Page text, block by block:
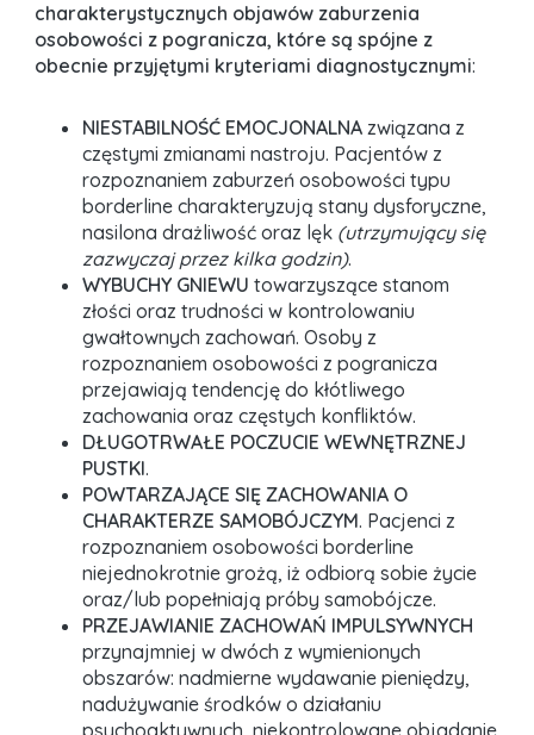
charakterystycznych objawów zaburzenia
osobowości z pogranicza, które są spójne z
obecnie przyjętymi kryteriami diagnostycznymi:
NIESTABILNOŚĆ EMOCJONALNA związana z
częstymi zmianami nastroju. Pacjentów z
rozpoznaniem zaburzeń osobowości typu
borderline charakteryzują stany dysforyczne,
nasilona drażliwość oraz lęk (utrzymujący się
zazwyczaj przez kilka godzin).
WYBUCHY GNIEWU towarzyszące stanom
złości oraz trudności w kontrolowaniu
gwałtownych zachowań. Osoby z
rozpoznaniem osobowości z pogranicza
przejawiają tendencję do kłótliwego
zachowania oraz częstych konfliktów.
DŁUGOTRWAŁE POCZUCIE WEWNĘTRZNEJ
PUSTKI.
POWTARZAJĄCE SIĘ ZACHOWANIA O
CHARAKTERZE SAMOBÓJCZYM. Pacjenci z
rozpoznaniem osobowości borderline
niejednokrotnie grożą, iż odbiorą sobie życie
oraz/lub popełniają próby samobójcze.
PRZEJAWIANIE ZACHOWAŃ IMPULSYWNYCH
przynajmniej w dwóch z wymienionych
obszarów: nadmierne wydawanie pieniędzy,
nadużywanie środków o działaniu
psychoaktywnych, niekontrolowane objadanie